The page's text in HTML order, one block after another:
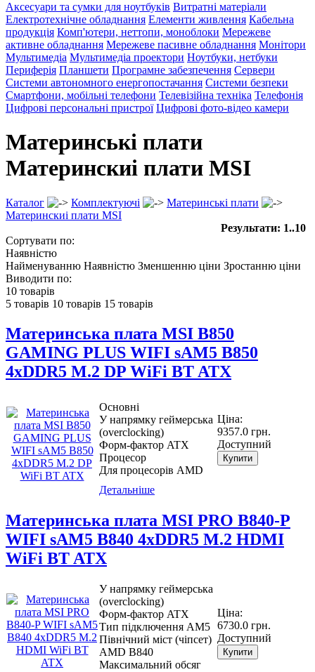
Аксесуари та сумки для ноутбуків Витратні матеріали
Електротехнічне обладнання Елементи живлення Кабельна
продукція Комп'ютери, неттопи, моноблоки Мережеве
активне обладнання Мережеве пасивне обладнання Монітори
Мультимедіа Мультимедіа проектори Ноутбуки, нетбуки
Периферія Планшети Програмне забезпечення Сервери
Системи автономного енергопостачання Системи безпеки
Смартфони, мобільні телефони Телевізійна техніка Телефонія
Цифрові персональні пристрої Цифрові фото-відео камери
Материнські плати
Материнскиі плати MSI
Каталог Комплектуючі
Материнські плати
Материнскиі плати MSI
Результати: 1..10
Сортувати по:
Наявністю
Найменуванню Наявністю Зменшенню ціни Зростанню ціни
Виводити по:
10 товарів
5 товарів 10 товарів 15 товарів
Материнcька плата MSI B850
GAMING PLUS WIFI sAM5 B850
4xDDR5 M.2 DP WiFi BT ATX
Основні
У напрямку геймерська
(overclocking)
Форм-фактор ATX
Процесор
Для процесорів AMD
Ціна:
9357.0 грн.
Доступний
Купити
Детальніше
Материнcька плата MSI PRO B840-P
WIFI sAM5 B840 4xDDR5 M.2 HDMI
WiFi BT ATX
У напрямку геймерська
(overclocking)
Форм-фактор ATX
Тип підключення AM5
Північний міст (чіпсет)
AMD B840
Максимальний обсяг
Ціна:
6730.0 грн.
Доступний
Купити